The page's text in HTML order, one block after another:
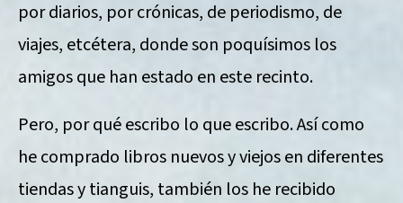
por diarios, por crónicas, de periodismo, de
viajes, etcétera, donde son poquísimos los
amigos que han estado en este recinto.
Pero, por qué escribo lo que escribo. Así como
he comprado libros nuevos y viejos en diferentes
tiendas y tianguis, también los he recibido